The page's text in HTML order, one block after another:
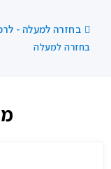
בחזרה למעלה -
בחזרה למעלה